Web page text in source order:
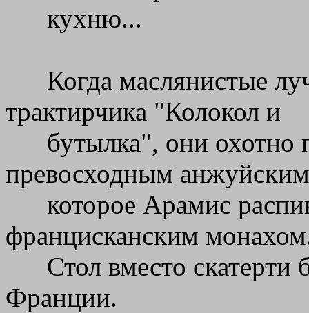
кухню...
Когда маслянистые
трактирчика "Колокол и
бутылка", они охотно
превосходным
которое Арамис
францисканским
Стол вместо скатерти
Франции.